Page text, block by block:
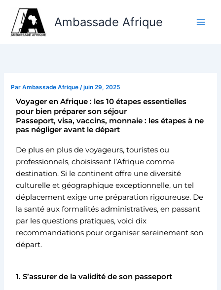
contenu
Ambassade Afrique
ParAmbassade Afrique/juin 29, 2025
Voyager en Afrique : les 10 étapes essentielles
pour bien préparer son séjour
Passeport, visa, vaccins, monnaie : les étapes à ne
pas négliger avant le départ
De plus en plus de voyageurs, touristes ou
professionnels, choisissent l’Afrique comme
destination. Si le continent offre une diversité
culturelle et géographique exceptionnelle, un tel
déplacement exige une préparation rigoureuse. De
la santé aux formalités administratives, en passant
par les questions pratiques, voici dix
recommandations pour organiser sereinement son
départ.
1. S’assurer de la validité de son passeport